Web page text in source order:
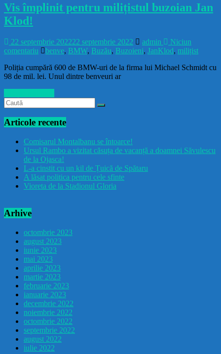
Vis împlinit pentru milițistul buzoian Jan
Klod!
22 septembrie 202222 septembrie 2022 admin
Niciun
comentariu
benve, BMW, Buzău, Buzoieni, JanKlod, milițist
Poliția cumpără 600 de BMW-uri de la firma lui Michael Schmidt cu
98 de mil. lei. Unul dintre benveuri ar
Articole recente
Comisarul Montalbanu se întoarce!
Ursul Rambo a vizitat căsuța de vacanță a doamnei Săvulescu
de la Ojasca!
L-a cinstit cu un kil de Țuică de Spătaru
A lăsat politica pentru cele sfinte
Vioreta de la Stadionul Gloria
Arhive
octombrie 2023
august 2023
iunie 2023
mai 2023
aprilie 2023
martie 2023
februarie 2023
ianuarie 2023
decembrie 2022
noiembrie 2022
octombrie 2022
septembrie 2022
august 2022
iulie 2022